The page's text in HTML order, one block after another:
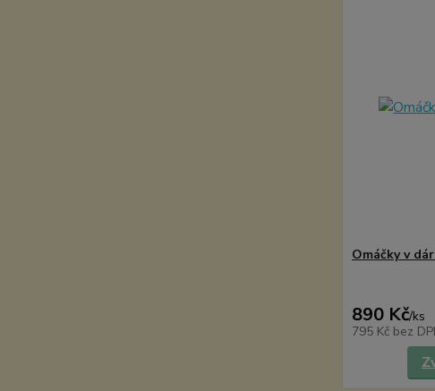
Omáčky v
890 Kč/ks
795 Kč bez